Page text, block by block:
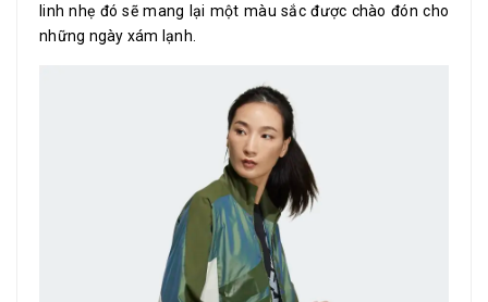
linh nhẹ đó sẽ mang lại một màu sắc được chào đón cho
những ngày xám lạnh.